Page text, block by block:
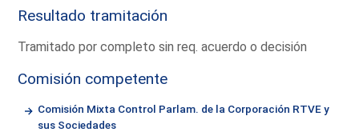
Resultado tramitación
Tramitado por completo sin req. acuerdo o decisión
Comisión competente
Comisión Mixta Control Parlam. de la Corporación RTVE y
sus Sociedades